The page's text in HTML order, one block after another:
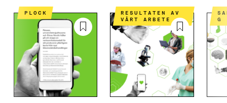
PLOCK
RESULTATEN AV
VÅRT ARBETE
SAMMANSTÄLLNIN
G